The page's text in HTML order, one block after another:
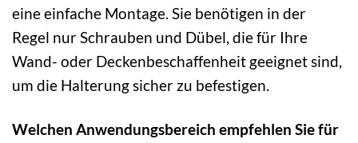
eine einfache Montage. Sie benötigen in der
Regel nur Schrauben und Dübel, die für Ihre
Wand- oder Deckenbeschaffenheit geeignet sind,
um die Halterung sicher zu befestigen.
Welchen Anwendungsbereich empfehlen Sie für